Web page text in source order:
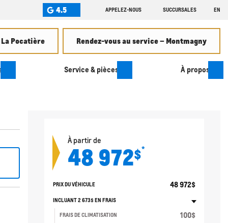
4.5 APPELEZ-NOUS SUCCURSALES EN
Pocatière Rendez-vous au service – Montmagny
Service & pièces À propos
À partir de
48 972$*
PRIX DU VÉHICULE 48 972$
INCLUANT2 673$EN FRAIS
FRAIS DE CLIMATISATION 100$